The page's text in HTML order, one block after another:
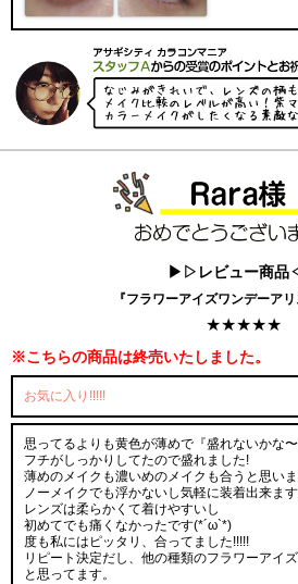
▶▷レビュー商
『フラワーアイズワンデーアリ
★★★★★
※こちらの商品は終売いたしました。
お気に入り!!!!!
思ってるよりも黄色が薄めで『盛れないかな
フチがしっかりしてたので盛れました!
薄めのメイクも濃いめのメイクも合うと思いま
ノーメイクでも浮かないし気軽に装着出来ます
レンズは柔らかくて着けやすいし
初めてでも痛くなかったです(*´ω`*)
度も私にはピッタリ、合ってました!!!!!
リピート決定だし、他の種類のフラワーアイ
と思ってます。